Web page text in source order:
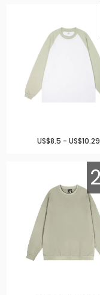
US$8.5 - US$10.29